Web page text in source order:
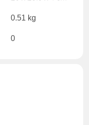
0.51 kg
0